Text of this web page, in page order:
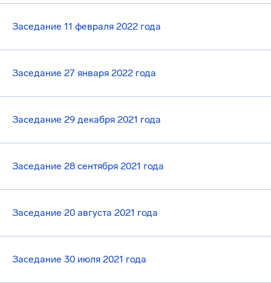
Заседание 11 февраля 2022 года
Заседание 27 января 2022 года
Заседание 29 декабря 2021 года
Заседание 28 сентября 2021 года
Заседание 20 августа 2021 года
Заседание 30 июля 2021 года